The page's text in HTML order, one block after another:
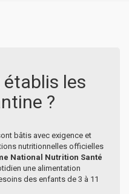
les
?
bâtis avec exigence et
nutritionnelles officielles
National Nutrition Santé
une alimentation
des enfants de 3 à 11